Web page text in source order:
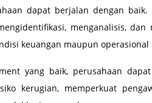
dapat berjalan dengan baik.
menganalisis, dan
keuangan maupun operasional
yang baik, perusahaan
kerugian, memperkuat